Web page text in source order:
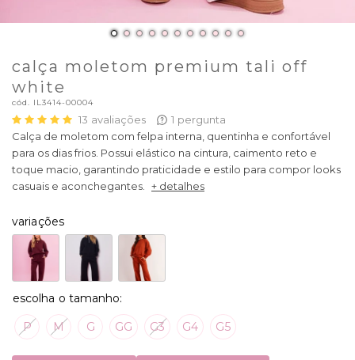
calça moletom premium tali off
white
cód. IL3414-00004
13 avaliações 1 pergunta
Calça de moletom com felpa interna, quentinha e confortável
para os dias frios. Possui elástico na cintura, caimento reto e
toque macio, garantindo praticidade e estilo para compor looks
casuais e aconchegantes.
+ detalhes
variações
P M G GG G3 G4 G5